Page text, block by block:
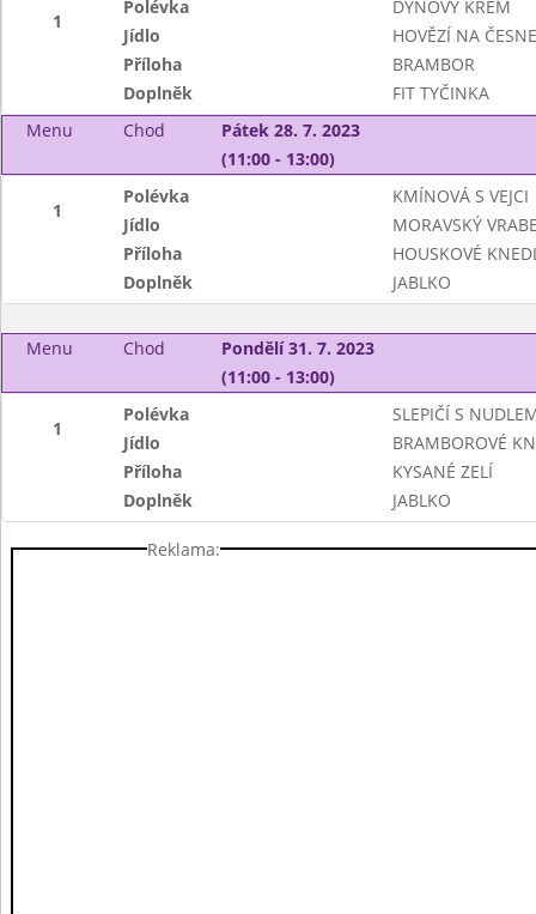
1
Polévka
DÝŇOVÝ KRÉM
Jídlo
HOVĚZÍ NA
Příloha
BRAMBOR
Doplněk
FIT TYČINKA
Menu
Chod
Pátek 28. 7. 2023
(11:00 - 13:00)
1
Polévka
KMÍNOVÁ S VEJCI
Jídlo
MORAVSKÝ
Příloha
HOUSKOVÉ
Doplněk
JABLKO
Menu Chod
Pondělí 31. 7. 2023
(11:00 - 13:00)
1
Polévka
SLEPIČÍ S
Jídlo
BRAMBOROVÉ
Příloha
KYSANÉ ZELÍ
Doplněk
JABLKO
Reklama: